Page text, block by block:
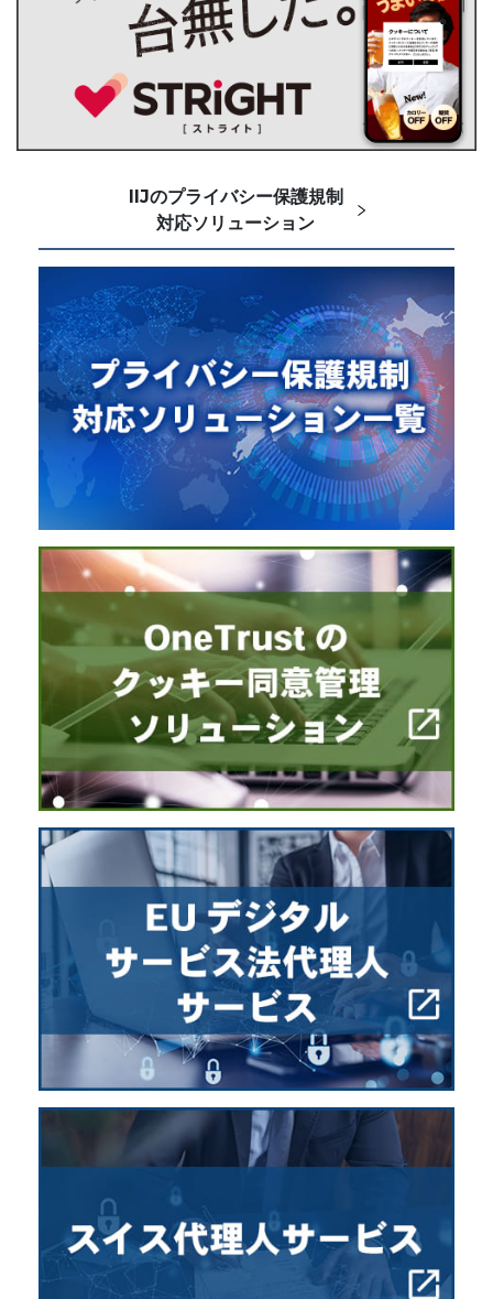
IIJのプライバシー保護規制
対応ソリューション